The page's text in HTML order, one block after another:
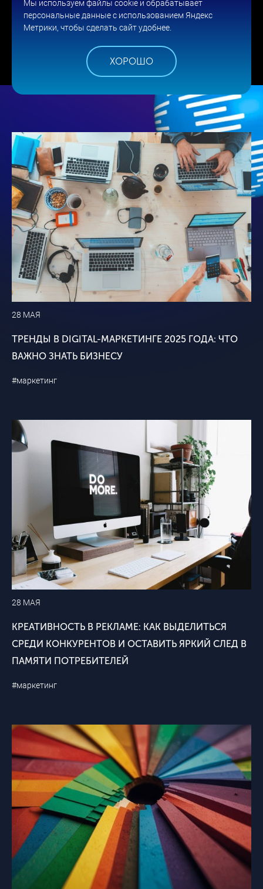
ПОДПИСАТЬСЯ
ПОДПИСАТЬСЯ
28 МАЯ
ТРЕНДЫ В DIGITAL-МАРКЕТИНГЕ 2025 ГОДА: ЧТО
ВАЖНО ЗНАТЬ БИЗНЕСУ
#маркетинг
28 МАЯ
КРЕАТИВНОСТЬ В РЕКЛАМЕ: КАК ВЫДЕЛИТЬСЯ
СРЕДИ КОНКУРЕНТОВ И ОСТАВИТЬ ЯРКИЙ СЛЕД В
ПАМЯТИ ПОТРЕБИТЕЛЕЙ
#маркетинг
Мы используем файлы cookie и обрабатывает
персональные данные с использованием Яндекс
Метрики, чтобы сделать сайт удобнее.
ХОРОШО